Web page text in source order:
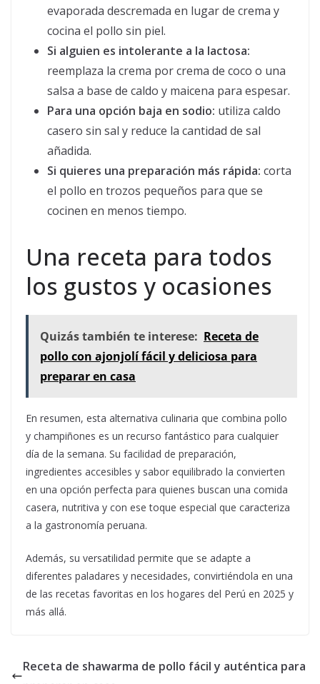
evaporada descremada en lugar de crema y
cocina el pollo sin piel.
Si alguien es intolerante a la lactosa:
reemplaza la crema por crema de coco o una
salsa a base de caldo y maicena para espesar.
Para una opción baja en sodio: utiliza caldo
casero sin sal y reduce la cantidad de sal
añadida.
Si quieres una preparación más rápida: corta
el pollo en trozos pequeños para que se
cocinen en menos tiempo.
Una receta para todos
los gustos y ocasiones
Quizás también te interese: Receta de
pollo con ajonjolí fácil y deliciosa para
preparar en casa
En resumen, esta alternativa culinaria que combina pollo
y champiñones es un recurso fantástico para cualquier
día de la semana. Su facilidad de preparación,
ingredientes accesibles y sabor equilibrado la convierten
en una opción perfecta para quienes buscan una comida
casera, nutritiva y con ese toque especial que caracteriza
a la gastronomía peruana.
Además, su versatilidad permite que se adapte a
diferentes paladares y necesidades, convirtiéndola en una
de las recetas favoritas en los hogares del Perú en 2025 y
más allá.
Receta de shawarma de pollo fácil y auténtica para